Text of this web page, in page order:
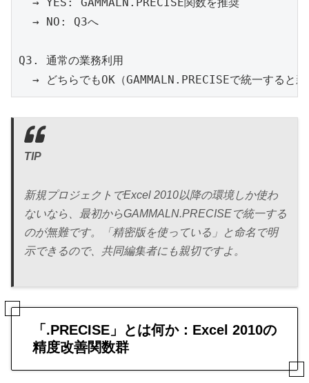
  → NO: Q3へ
Q3. 通常の業務利用
→ どちらでもOK（GAMMALN.PRECISEで統一すると新
TIP
新規プロジェクトでExcel 2010以降の環境しか使わ
ないなら、最初からGAMMALN.PRECISEで統一する
のが無難です。「精密版を使っている」と命名で明
示できるので、共同編集者にも親切ですよ。
「.PRECISE」とは何か：Excel 2010の
精度改善関数群